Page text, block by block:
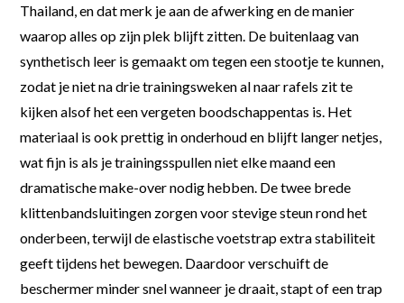
Thailand, en dat merk je aan de afwerking en de manier
waarop alles op zijn plek blijft zitten. De buitenlaag van
synthetisch leer is gemaakt om tegen een stootje te kunnen,
zodat je niet na drie trainingsweken al naar rafels zit te
kijken alsof het een vergeten boodschappentas is. Het
materiaal is ook prettig in onderhoud en blijft langer netjes,
wat fijn is als je trainingsspullen niet elke maand een
dramatische make-over nodig hebben. De twee brede
klittenbandsluitingen zorgen voor stevige steun rond het
onderbeen, terwijl de elastische voetstrap extra stabiliteit
geeft tijdens het bewegen. Daardoor verschuift de
beschermer minder snel wanneer je draait, stapt of een trap